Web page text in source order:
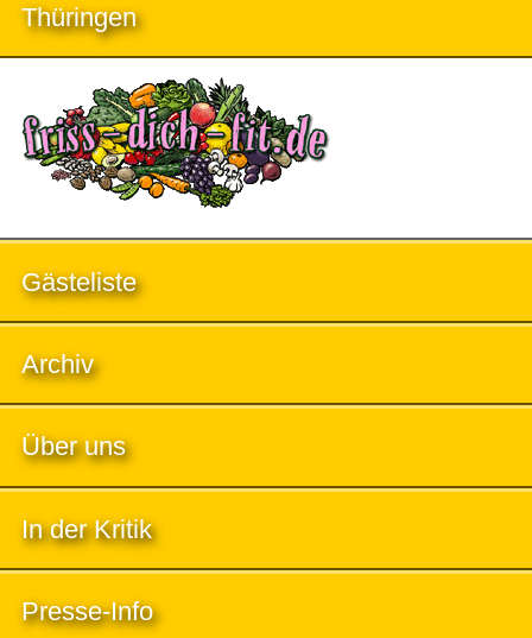
Thüringen
Gästeliste
Archiv
Über uns
In der Kritik
Presse-Info